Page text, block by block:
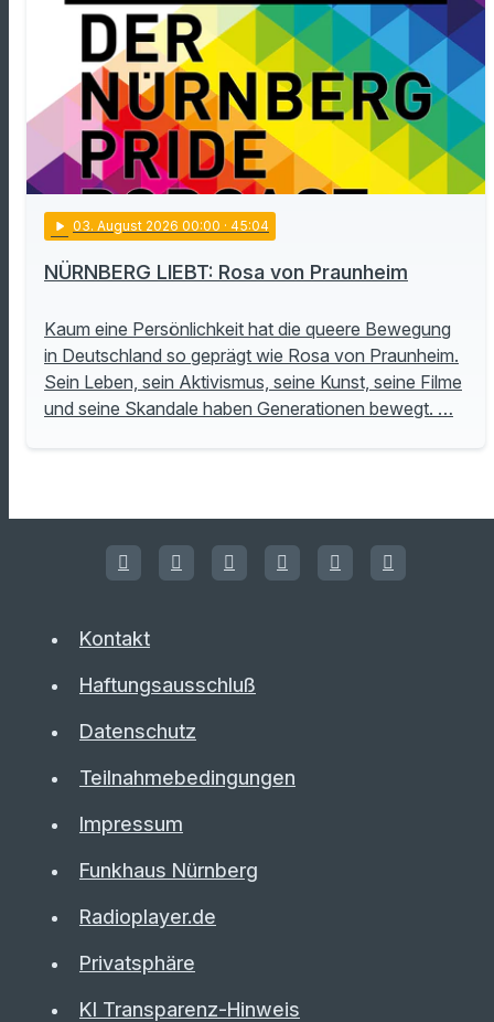
play_arrow 03. August 2026 00:00 · 45:04
NÜRNBERG LIEBT: Rosa von Praunheim
Kaum eine Persönlichkeit hat die queere Bewegung
in Deutschland so geprägt wie Rosa von Praunheim.
Sein Leben, sein Aktivismus, seine Kunst, seine Filme
und seine Skandale haben Generationen bewegt. …
Kontakt
Haftungsausschluß
Datenschutz
Teilnahmebedingungen
Impressum
Funkhaus Nürnberg
Radioplayer.de
Privatsphäre
KI Transparenz-Hinweis